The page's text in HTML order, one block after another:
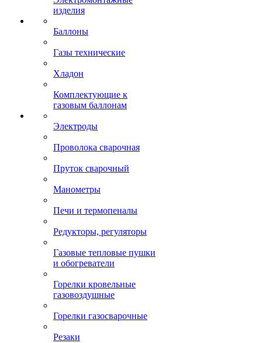
изделия
Баллоны
Газы технические
Хладон
Комплектующие к
газовым баллонам
Электроды
Проволока сварочная
Пруток сварочный
Манометры
Печи и термопеналы
Редукторы, регуляторы
Газовые тепловые пушки
и обогреватели
Горелки кровельные
газовоздушные
Горелки газосварочные
Резаки